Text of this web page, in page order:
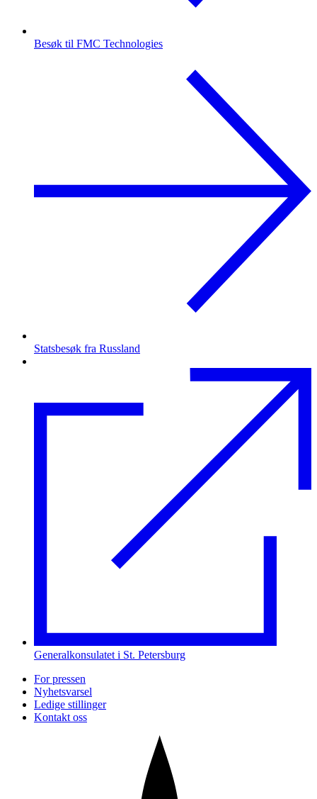
Besøk til FMC Technologies
Statsbesøk fra Russland
Generalkonsulatet i St. Petersburg
For pressen
Nyhetsvarsel
Ledige stillinger
Kontakt oss